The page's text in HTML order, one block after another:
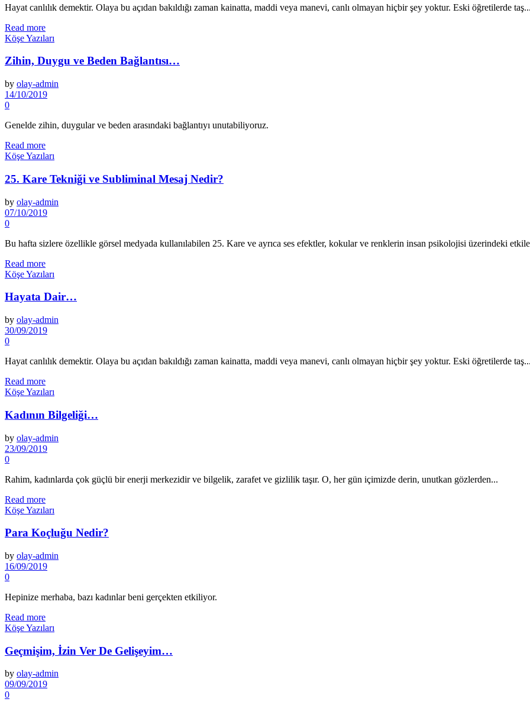
Hayat canlılık demektir. Olaya bu açıdan bakıldığı za­man kainatta, maddi veya ma­nevi, canlı olmayan hiçbir şey yoktur. Eski öğretilerde taş...
Read more
Köşe Yazıları
Zihin, Duygu ve Beden Bağlantısı…
by olay-admin
14/10/2019
0
Genelde zihin, duygular ve be­den arasındaki bağlantıyı unuta­biliyoruz.
Read more
Köşe Yazıları
25. Kare Tekniği ve Subliminal Mesaj Nedir?
by olay-admin
07/10/2019
0
Bu hafta sizlere özellikle görsel medyada kullanılabilen 25. Kare ve ayrıca ses efektler, kokular ve renklerin insan psikolojisi üzerin­deki
Read more
Köşe Yazıları
Hayata Dair…
by olay-admin
30/09/2019
0
Hayat canlılık demektir. Olaya bu açıdan bakıldığı za­man kainatta, maddi veya ma­nevi, canlı olmayan hiçbir şey yoktur. Eski öğretilerde taş...
Read more
Köşe Yazıları
Kadının Bilgeliği…
by olay-admin
23/09/2019
0
Rahim, kadınlarda çok güçlü bir enerji merkezidir ve bilgelik, zarafet ve gizlilik taşır. O, her gün içimizde derin, unutkan göz­lerden...
Read more
Köşe Yazıları
Para Koçluğu Nedir?
by olay-admin
16/09/2019
0
Hepinize merhaba, bazı ka­dınlar beni gerçekten etkiliyor.
Read more
Köşe Yazıları
Geçmişim, İzin Ver De Gelişeyim…
by olay-admin
09/09/2019
0